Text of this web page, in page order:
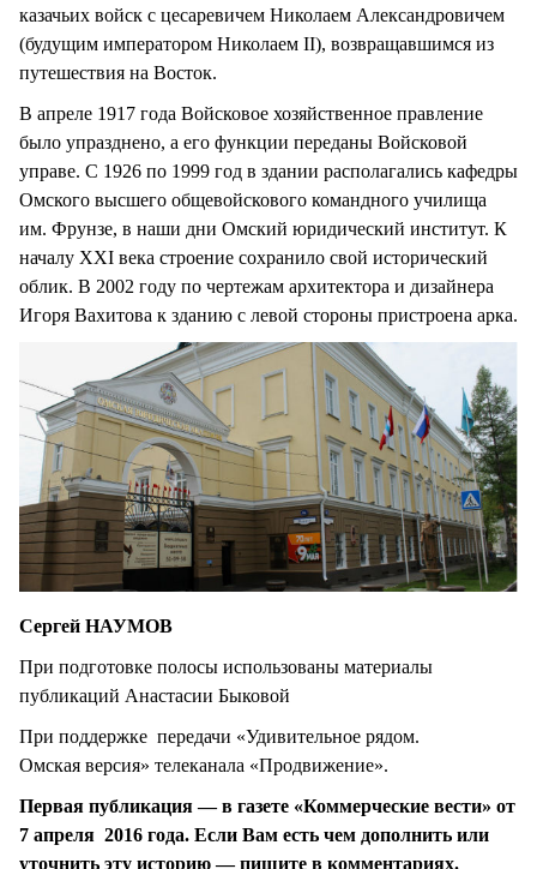
казачьих войск с цесаревичем Николаем Александровичем
(будущим императором Николаем II), возвращавшимся из
путешествия на Восток.
В апреле 1917 года Войсковое хозяйственное правление
было упразднено, а его функции переданы Войсковой
управе. С 1926 по 1999 год в здании располагались кафедры
Омского высшего общевойскового командного училища
им. Фрунзе, в наши дни Омский юридический институт. К
началу XXI века строение сохранило свой исторический
облик. В 2002 году по чертежам архитектора и дизайнера
Игоря Вахитова к зданию с левой стороны пристроена арка.
Сергей НАУМОВ
При подготовке полосы использованы материалы
публикаций Анастасии Быковой
При поддержке передачи «Удивительное рядом.
Омская версия» телеканала «Продвижение».
Первая публикация — в газете «Коммерческие вести» от
7 апреля 2016 года. Если Вам есть чем дополнить или
уточнить эту историю — пишите в комментариях.